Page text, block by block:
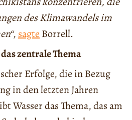
des Klimawandels im
, sagte Borrell.
zentrale Thema
Erfolge, die in Bezug
in den letzten Jahren
Wasser das Thema, das am